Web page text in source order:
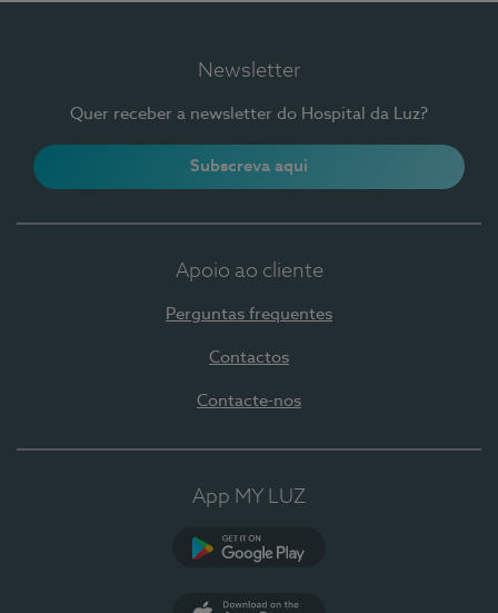
Newsletter
Quer receber a newsletter do Hospital da Luz?
Subscreva aqui
Apoio ao cliente
Perguntas frequentes
Contactos
Contacte-nos
App MY LUZ